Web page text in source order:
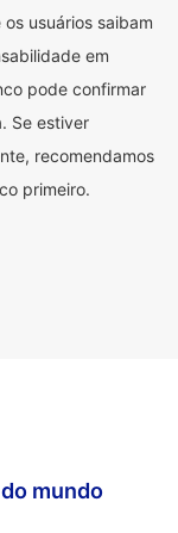
usuários saibam
em
pode confirmar
Se estiver
recomendamos
primeiro.
mundo